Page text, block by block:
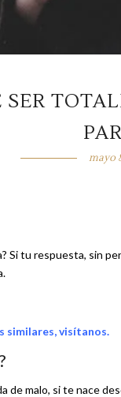
SER
mayo
Si tu respuesta, sin
similares, visítanos.
de malo, si te nace